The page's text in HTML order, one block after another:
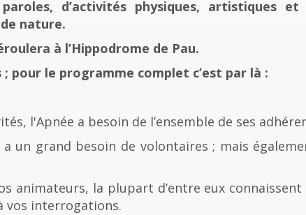
d’activités physiques, artistiques et
nature.
à l’Hippodrome de Pau.
pour le programme complet c’est par là :
l'Apnée a besoin de l’ensemble de ses
un grand besoin de volontaires ; mais
animateurs, la plupart d’entre eux
vos interrogations.